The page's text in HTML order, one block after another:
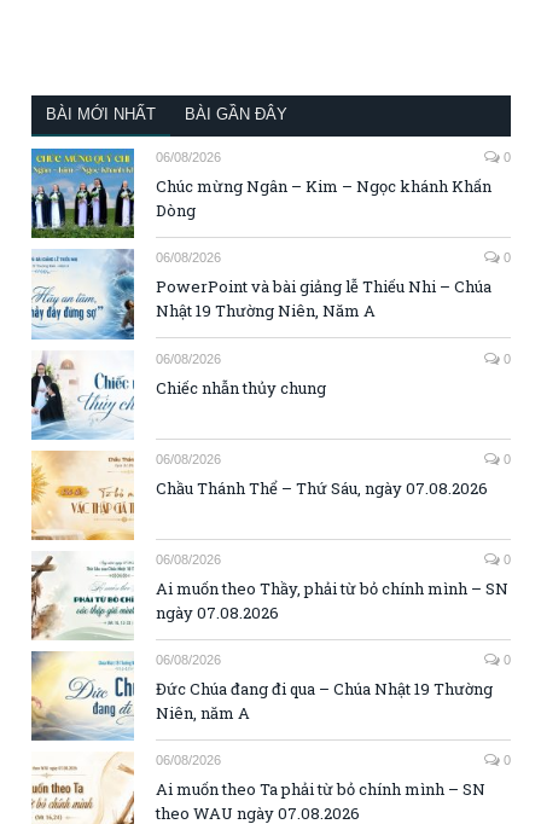
BÀI MỚI NHẤT BÀI GẦN ĐÂY
06/08/2026 0
Chúc mừng Ngân – Kim – Ngọc khánh Khấn
Dòng
06/08/2026 0
PowerPoint và bài giảng lễ Thiếu Nhi – Chúa
Nhật 19 Thường Niên, Năm A
06/08/2026 0
Chiếc nhẫn thủy chung
06/08/2026 0
Chầu Thánh Thể – Thứ Sáu, ngày 07.08.2026
06/08/2026 0
Ai muốn theo Thầy, phải từ bỏ chính mình – SN
ngày 07.08.2026
06/08/2026 0
Đức Chúa đang đi qua – Chúa Nhật 19 Thường
Niên, năm A
06/08/2026 0
Ai muốn theo Ta phải từ bỏ chính mình – SN
theo WAU ngày 07.08.2026